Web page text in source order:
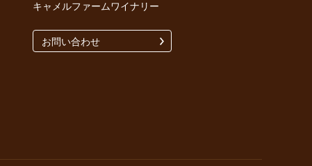
キャメルファームワイナリー
お問い合わせ